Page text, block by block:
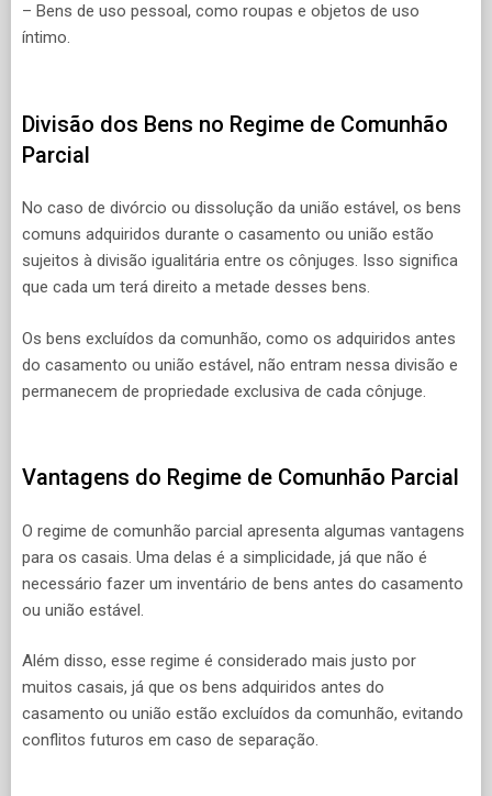
– Bens de uso pessoal, como roupas e objetos de uso
íntimo.
Divisão dos Bens no Regime de Comunhão
Parcial
No caso de divórcio ou dissolução da união estável, os bens
comuns adquiridos durante o casamento ou união estão
sujeitos à divisão igualitária entre os cônjuges. Isso significa
que cada um terá direito a metade desses bens.
Os bens excluídos da comunhão, como os adquiridos antes
do casamento ou união estável, não entram nessa divisão e
permanecem de propriedade exclusiva de cada cônjuge.
Vantagens do Regime de Comunhão Parcial
O regime de comunhão parcial apresenta algumas vantagens
para os casais. Uma delas é a simplicidade, já que não é
necessário fazer um inventário de bens antes do casamento
ou união estável.
Além disso, esse regime é considerado mais justo por
muitos casais, já que os bens adquiridos antes do
casamento ou união estão excluídos da comunhão, evitando
conflitos futuros em caso de separação.